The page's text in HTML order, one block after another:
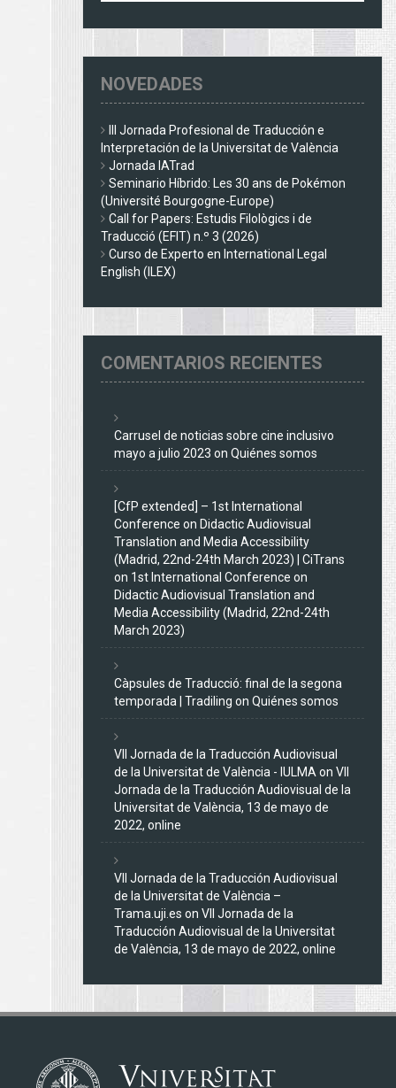
NOVEDADES
III Jornada Profesional de Traducción e
Interpretación de la Universitat de València
Jornada IATrad
Seminario Híbrido: Les 30 ans de Pokémon
(Université Bourgogne-Europe)
Call for Papers: Estudis Filològics i de
Traducció (EFIT) n.º 3 (2026)
Curso de Experto en International Legal
English (ILEX)
COMENTARIOS RECIENTES
Carrusel de noticias sobre cine inclusivo
mayo a julio 2023 on Quiénes somos
[CfP extended] – 1st International
Conference on Didactic Audiovisual
Translation and Media Accessibility
(Madrid, 22nd-24th March 2023) | CiTrans
on 1st International Conference on
Didactic Audiovisual Translation and
Media Accessibility (Madrid, 22nd-24th
March 2023)
Càpsules de Traducció: final de la segona
temporada | Tradiling on Quiénes somos
VII Jornada de la Traducción Audiovisual
de la Universitat de València - IULMA on VII
Jornada de la Traducción Audiovisual de la
Universitat de València, 13 de mayo de
2022, online
VII Jornada de la Traducción Audiovisual
de la Universitat de València –
Trama.uji.es on VII Jornada de la
Traducción Audiovisual de la Universitat
de València, 13 de mayo de 2022, online